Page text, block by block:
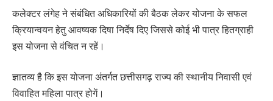
कलेक्टर लंगेह ने संबंधित अधिकारियों की बैठक लेकर योजना के सफल
क्रियान्वयन हेतु आवष्यक दिषा निर्देष दिए जिससे कोई भी पात्र हितग्राही
इस योजना से वंचित न रहें।
ज्ञातव्य है कि इस योजना अंतर्गत छत्तीसगढ़ राज्य की स्थानीय निवासी एवं
विवाहित महिला पात्र होगें।